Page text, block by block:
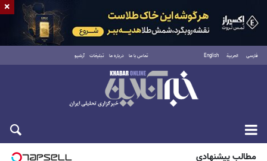
فارسی العربية English تماس با ما درباره ما تبلیغات آرشیو
جمعه ۱۶ مرداد ۱۴۰۵
مطالب پیشنهادی
×